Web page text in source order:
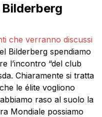
che verranno discussi
Bilderberg spendiamo
l’incontro “del club
Chiaramente si tratta
le élite vogliono
raso al suolo la
Mondiale possiamo